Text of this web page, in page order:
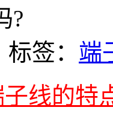
?
标签： 端
子线的特